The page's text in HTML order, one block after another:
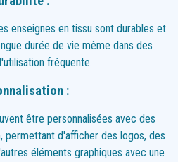
enseignes en tissu sont durables et
durée de vie même dans des
fréquente.
:
être personnalisées avec des
permettant d'afficher des logos, des
éléments graphiques avec une